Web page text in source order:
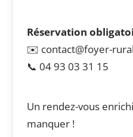
Réservation
✉️ contact@foyer-
📞 04 93 03 31 15
Un rendez-vous
manquer !